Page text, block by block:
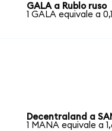
GALA a Rublo ruso
1 GALA equivale a
Decentraland a
1 MANA equivale a